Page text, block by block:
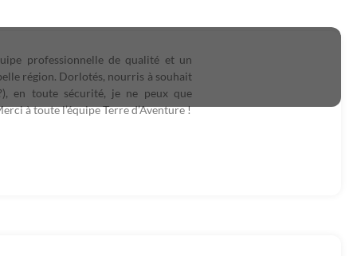
professionnelle de qualité et un
région. Dorlotés, nourris à souhait
en toute sécurité, je ne peux que
à toute l’équipe Terre d’Aventure !